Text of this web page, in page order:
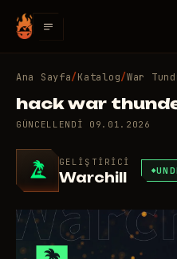
Ana Sayfa/Katalog/War
hack war
GÜNCELLENDI 09.01.2026
GELIŞTIRICI
Warchill